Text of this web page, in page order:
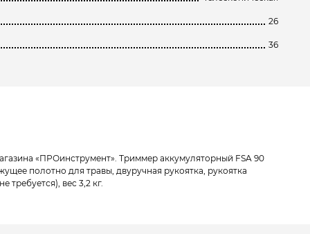
26
36
«ПРОинструмент». Триммер аккумуляторный FSA 90
полотно для травы, двуручная рукоятка, рукоятка
веc 3,2 кг.